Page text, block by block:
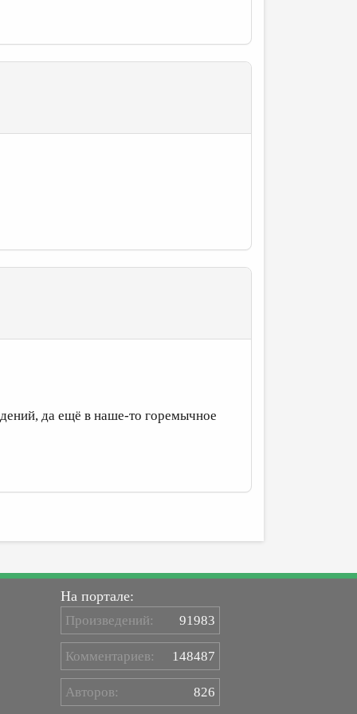
да ещё в наше-то горемычное
На портале:
Произведений: 91983
Комментариев: 148487
Авторов: 826